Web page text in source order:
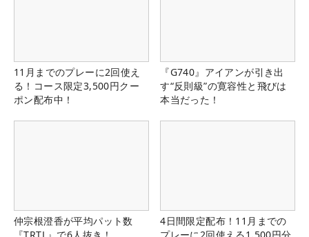
11月までのプレーに2回使え
る！コース限定3,500円クー
ポン配布中！
『G740』アイアンが引き出
す“反則級”の寛容性と飛びは
本当だった！
仲宗根澄香が平均パット数
4日間限定配布！11月までの